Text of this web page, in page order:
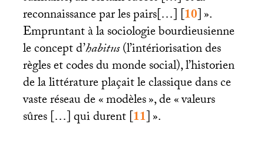
reconnaissance par les pairs[…][10]».
Empruntant à la sociologie bourdieusienne
le concept d’habitus(l’intériorisation des
règles et codes du monde social), l’historien
de la littérature plaçait le classique dans ce
vaste réseau de «modèles», de «valeurs
sûres […] qui durent[11]».